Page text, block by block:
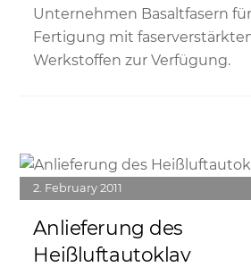
Unternehmen Basaltfasern
Fertigung mit
Werkstoffen zur Verfügung.
Link
2 February 2011
Anlieferung des
Heißluftautoklav